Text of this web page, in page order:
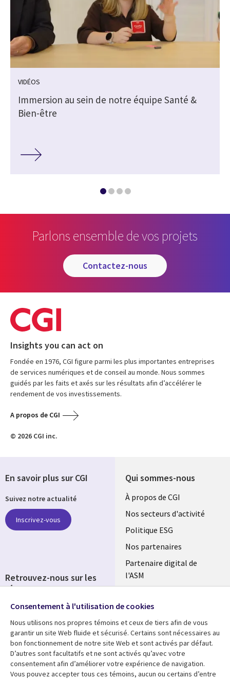
VIDÉOS
Immersion au sein de notre équipe Santé &
Bien-être
Parlons ensemble de vos projets
contactez-nous
Insights you can act on
Fondée en 1976, CGI figure parmi les plus importantes entreprises
de services numériques et de conseil au monde. Nous sommes
guidés par les faits et axés sur les résultats afin d’accélérer le
rendement de vos investissements.
A propos de CGI
© 2026 CGI inc.
Qui sommes-nous
Useful
links
FRANCE
À propos de CGI
Nos secteurs d'activité
Politique ESG
Nos partenaires
Partenaire digital de
l'ASM
Fusions
Ressources
Library
Articles
Support
Legal
Accessibilité
En savoir plus sur CGI
Suivez notre actualité
Inscrivez-vous
Retrouvez-nous sur les
réseaux
Social
Media
FRANCE
Consentement à l'utilisation de cookies
Nous utilisons nos propres témoins et ceux de tiers afin de vous
garantir un site Web fluide et sécurisé. Certains sont nécessaires au
bon fonctionnement de notre site Web et sont activés par défaut.
D’autres sont facultatifs et ne sont activés qu’avec votre
consentement afin d’améliorer votre expérience de navigation.
Vous pouvez accepter tous ces témoins, aucun ou certains d’entre